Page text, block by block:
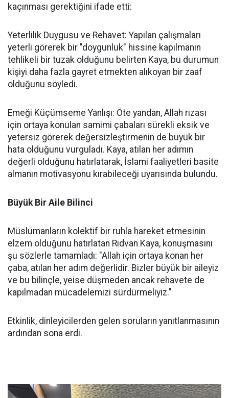
kaçınması gerektiğini ifade etti:
Yeterlilik Duygusu ve Rehavet: Yapılan çalışmaları
yeterli görerek bir "doygunluk" hissine kapılmanın
tehlikeli bir tuzak olduğunu belirten Kaya, bu durumun
kişiyi daha fazla gayret etmekten alıkoyan bir zaaf
olduğunu söyledi.
Emeği Küçümseme Yanlışı: Öte yandan, Allah rızası
için ortaya konulan samimi çabaları sürekli eksik ve
yetersiz görerek değersizleştirmenin de büyük bir
hata olduğunu vurguladı. Kaya, atılan her adımın
değerli olduğunu hatırlatarak, İslami faaliyetleri basite
almanın motivasyonu kırabileceği uyarısında bulundu.
Büyük Bir Aile Bilinci
Müslümanların kolektif bir ruhla hareket etmesinin
elzem olduğunu hatırlatan Rıdvan Kaya, konuşmasını
şu sözlerle tamamladı: "Allah için ortaya konan her
çaba, atılan her adım değerlidir. Bizler büyük bir aileyiz
ve bu bilinçle, yeise düşmeden ancak rehavete de
kapılmadan mücadelemizi sürdürmeliyiz."
Etkinlik, dinleyicilerden gelen soruların yanıtlanmasının
ardından sona erdi.